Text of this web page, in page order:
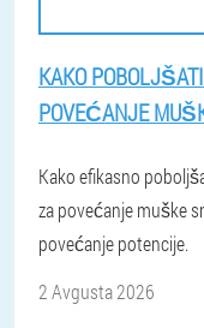
KAKO
POVEĆANJE
Kako efikasno
za povećanje muške
povećanje potencije.
2 Avgusta 2026